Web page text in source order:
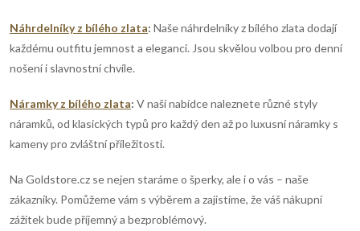
Náhrdelníky z bílého zlata: Naše náhrdelníky z bílého zlata dodají
každému outfitu jemnost a eleganci. Jsou skvělou volbou pro denní
nošení i slavnostní chvíle.
Náramky z bílého zlata: V naší nabídce naleznete různé styly
náramků, od klasických typů pro každý den až po luxusní náramky s
kameny pro zvláštní příležitosti.
Na Goldstore.cz se nejen staráme o šperky, ale i o vás – naše
zákazníky. Pomůžeme vám s výběrem a zajistíme, že váš nákupní
zážitek bude příjemný a bezproblémový.